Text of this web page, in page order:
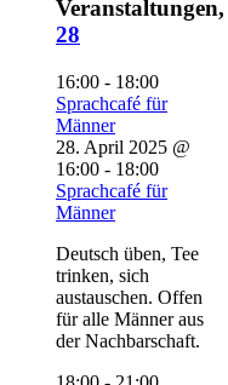
Veranstaltungen,
28
16:00 - 18:00
Sprachcafé für
Männer
28. April 2025 @
16:00 - 18:00
Sprachcafé für
Männer
Deutsch üben, Tee
trinken, sich
austauschen. Offen
für alle Männer aus
der Nachbarschaft.